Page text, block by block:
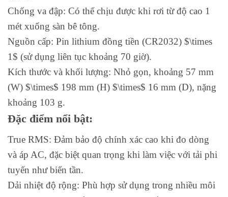
Chống va đập: Có thể chịu được khi rơi từ độ cao 1
mét xuống sàn bê tông.
Nguồn cấp: Pin lithium đồng tiền (CR2032) $\times
1$ (sử dụng liên tục khoảng 70 giờ).
Kích thước và khối lượng: Nhỏ gọn, khoảng 57 mm
(W) $\times$ 198 mm (H) $\times$ 16 mm (D), nặng
khoảng 103 g.
Đặc điểm nổi bật:
True RMS: Đảm bảo độ chính xác cao khi đo dòng
và áp AC, đặc biệt quan trọng khi làm việc với tải phi
tuyến như biến tần.
Dải nhiệt độ rộng: Phù hợp sử dụng trong nhiều môi